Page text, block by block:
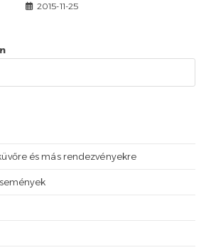
2015-11-25
és más rendezvényekre